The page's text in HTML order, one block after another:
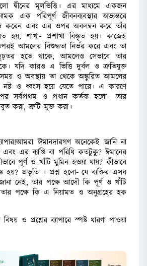
দ্বীনের মূলভিত্তি। এর মাধ্যমে একজন
এক পরিপূর্ণ জীবনব্যবস্থার অভ্যন্তরে
করেন এবং এর ওপর অবলম্বন করে তাঁর
হয়, শাখা- প্রশাখা বিস্তৃত হয়। কাজেই
আমলের বিশুদ্ধতা নির্ভর করে এবং তা
হতে থাকে, আমলেও সেভাবে তার
যদি কারও এ ভিত্তি দুর্বল ও ত্রুতিযুক্ত
ও অবস্থায় তা থেকে অঙ্কুরিত আমলের
নষ্ট ও ধ্বংস হয়ে যেতে পারে। এ কারণে
সর্বপ্রথম ও প্রধান কর্তব্য হলো– তার
করা, ত্রুটি মুক্ত করা।
ঈমানদারগণ অনেকেই জানি না
এর ব্যাপ্তি বা পরিধি কতটুকু? ঈমানের
পূর্ণ ও খাঁটি মুমিন হওয়া যায়? কীভাবে
হয়? প্রভৃতি । প্রশ্ন হলো- যে ব্যক্তির এসব
নেই, তার পক্ষে আদৌ কি পূর্ণ ও খাঁটি
পক্ষে কি এ নিয়ামত ও অনুগ্রহের হক
ও প্রশ্নের ব্যাপারে স্পষ্ট ধারণা পাওয়া